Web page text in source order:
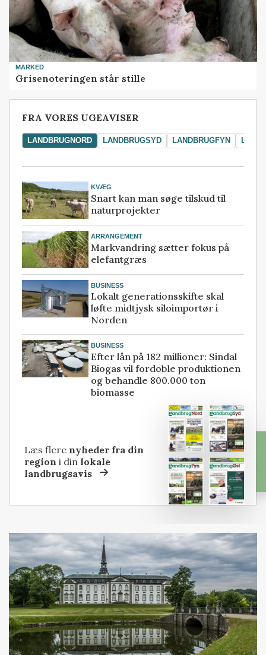
MARKED
Grisenoteringen står stille
FRA VORES UGEAVISER
LANDBRUGNORD LANDBRUGSYD LANDBRUGFYN
KVÆG
Snart kan man søge tilskud til
naturprojekter
ARRANGEMENT
Markvandring sætter fokus på
elefantgræs
BUSINESS
Lokalt generationsskifte skal
løfte midtjysk siloimportør i
Norden
BUSINESS
Efter lån på 182 millioner: Sindal
Biogas vil fordoble produktionen
og behandle 800.000 ton
biomasse
Læs flere nyheder fra din
region i dinlokale
landbrugsavis